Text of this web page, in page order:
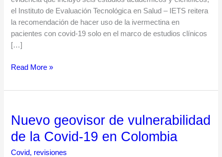
el Instituto de Evaluación Tecnológica en Salud – IETS reitera
la recomendación de hacer uso de la ivermectina en
pacientes con covid-19 solo en el marco de estudios clínicos
[…]
ivermectina
Read More »
Nuevo geovisor de vulnerabilidad
de la Covid-19 en Colombia
Covid, revisiones
Nuevo
de
vulnerabilidad